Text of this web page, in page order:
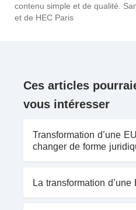
contenu simple et de qualité.
et de HEC Paris
Ces articles
vous intéresser
Transformation d’une
changer de forme
La transformation